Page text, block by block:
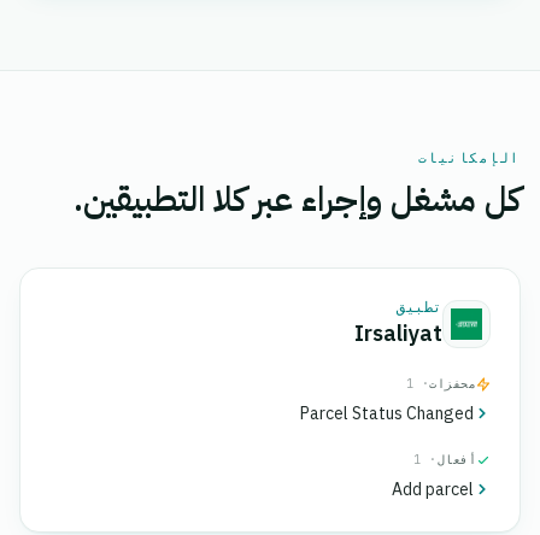
الإمكانيات
كل مشغل وإجراء عبر كلا التطبيقين.
تطبيق
Irsaliyat
محفزات· 1
Parcel Status Changed
أفعال · 1
Add parcel